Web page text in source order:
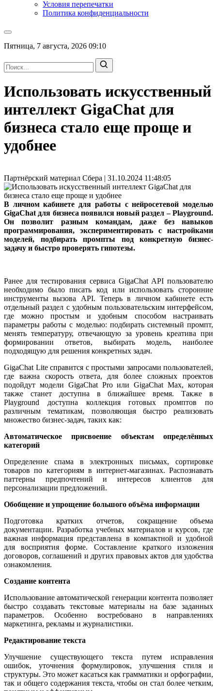
Условия перепечатки
Политика конфиденциальности
Пятница, 7 августа, 2026 09:10
Использовать искусственный
интеллект GigaChat для
бизнеса стало еще проще и
удобнее
Партнёрский материал Сбера | 31.10.2024 11:48:05
В личном кабинете для работы с нейросетевой моделью
GigaChat для бизнеса появился новый раздел – Playground.
Он позволит разным командам, даже без навыков
программирования, экспериментировать с настройками
моделей, подбирать промпты под конкретную бизнес-
задачу и быстро проверять гипотезы.
Ранее для тестирования сервиса GigaChat API пользователю
необходимо было писать код или использовать сторонние
инструменты вызова API. Теперь в личном кабинете есть
отдельный раздел с удобным пользовательским интерфейсом,
где можно простым и удобным способом настраивать
параметры работы с моделью: подбирать системный промпт,
менять температуру, отвечающую за уровень креатива при
формировании ответов, выбирать модель, наиболее
подходящую для решения конкретных задач.
GigaChat Lite справится с простыми запросами пользователей,
где важна скорость ответа, для более сложных проектов
подойдут модели GigaChat Pro или GigaChat Max, которая
также станет доступна в ближайшее время. Также в
Playground доступна коллекция готовых промптов по
различным тематикам, позволяющая быстро реализовать
множество бизнес-задач, таких как:
Автоматическое присвоение объектам определённых
категорий
Определение спама в электронных письмах, сортировке
товаров по категориям в интернет-магазинах. Распознавать
паттерны предпочтений и интересов клиентов для
персонализации предложений.
Обобщение и упрощение большого объёма информации
Подготовка кратких отчетов, сокращение объема
документации. Разработка учебных материалов и курсов, где
важная информация представлена в компактной и удобной
для восприятия форме. Составление краткого изложения
договоров, соглашений и других правовых актов для удобства
ознакомления.
Создание контента
Использование автоматической генерации контента позволяет
быстро создавать текстовые материалы на базе заданных
параметров. Особенно востребовано в направлениях
маркетинга, рекламы и журналистики.
Редактирование текста
Улучшение существующего текста путем исправления
ошибок, уточнения формулировок, улучшения стиля и
структуры. Это может касаться как грамматики и орфографии,
так и общего содержания текста, чтобы он стал более четким,